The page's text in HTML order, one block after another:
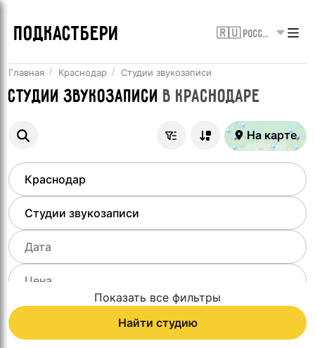
ПОДКАСТБЕРИ 🇷🇺 Россия
Главная Краснодар Студии звукозаписи
Студии звукозаписи в Краснодаре
На карте
Показать все фильтры
Найти студию